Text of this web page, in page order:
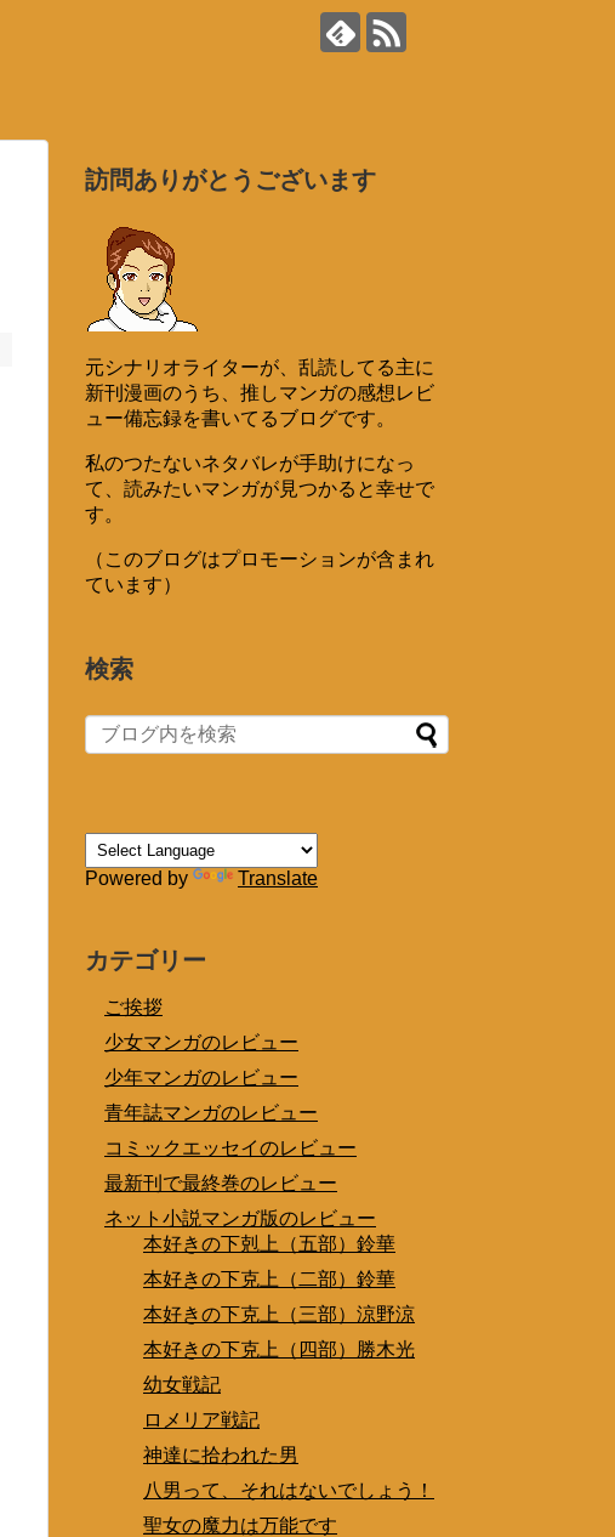
訪問ありがとうございます
元シナリオライターが、乱読してる主に
新刊漫画のうち、推しマンガの感想レビ
ュー備忘録を書いてるブログです。
私のつたないネタバレが手助けになっ
て、読みたいマンガが見つかると幸せで
す。
（このブログはプロモーションが含まれ
ています）
検索
Powered by Translate
カテゴリー
ご挨拶
少女マンガのレビュー
少年マンガのレビュー
青年誌マンガのレビュー
コミックエッセイのレビュー
最新刊で最終巻のレビュー
ネット小説マンガ版のレビュー
本好きの下剋上（五部）鈴華
本好きの下克上（二部）鈴華
本好きの下克上（三部）涼野涼
本好きの下克上（四部）勝木光
幼女戦記
ロメリア戦記
神達に拾われた男
八男って、それはないでしょう！
聖女の魔力は万能です